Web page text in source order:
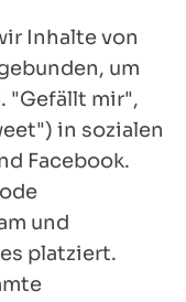
Inhalte von
um
"Gefällt mir",
in sozialen
Facebook.
und
platziert.